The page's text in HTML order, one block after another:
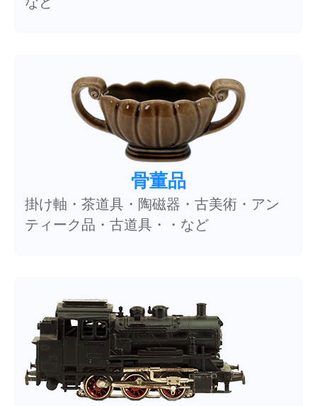
骨董品
掛け軸・茶道具・陶磁器・古美術・アン
ティーク品・古道具・・など